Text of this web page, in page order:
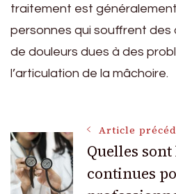
traitement est
personnes qui souffrent des
de douleurs dues à des
l’articulation de la mâchoire.
Navigation
des
Article
Quelles
continues